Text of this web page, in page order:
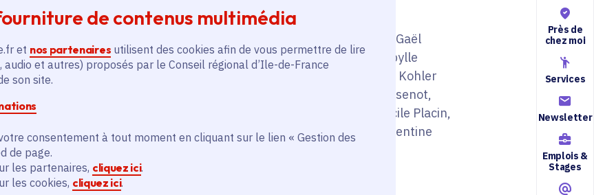
de contenus multimédia
et nos partenaires utilisent des cookies afin de vous permettre de lire
audio et autres) proposés par le Conseil régional d’Ile-de-France
son site.
consentement à tout moment en cliquant sur le lien « Gestion des
de page.
les partenaires, cliquez ici.
les cookies, cliquez ici.
Près de
chez moi
Services
Newsletter
Emplois &
Stages
Magali Attiogbé, Gaël
Aymon, Jérôme Camil, Janik Coat, Rachel Corenblit, Sibylle
Delacroix, Jonathan Garnier, Alexandra Huard, Camille Kohler
« Mim », Hervé Le Goff, Romain Lubière, Véronique Massenot,
Arnaud Nebbache, Pauline Payen, Sébastien Pelon, Lucile Placin,
France Quatromme, Emma Robert, Elena Selena, Clémentine
Plus de 20 maisons d'édition,